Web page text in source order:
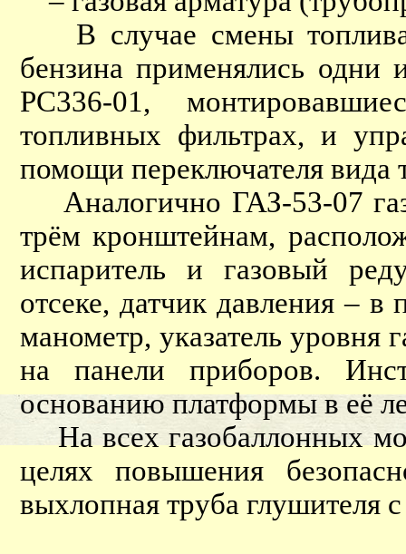
В случае смены топлива
бензина применялись одни
РС336-01,
топливных фильтрах, и
помощи переключателя вида
Аналогично ГАЗ-53-07
трём кронштейнам,
испаритель и газовый
отсеке, датчик давления – в
манометр, указатель уровня
на панели приборов.
основанию платформы в её
На всех газобаллонных
целях повышения
выхлопная труба глушителя